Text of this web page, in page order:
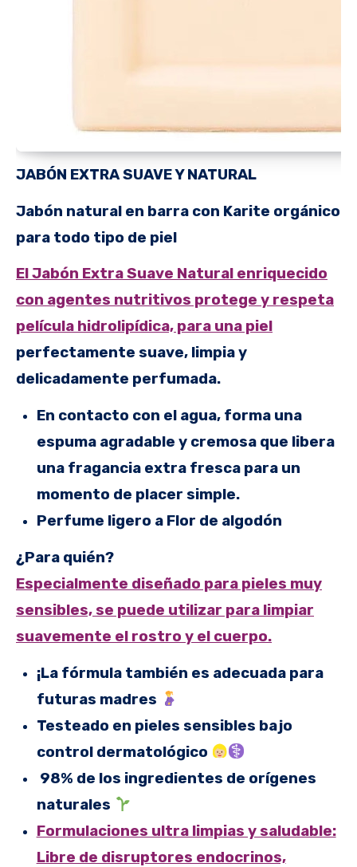
JABÓN EXTRA SUAVE Y NATURAL
Jabón natural en barra con Karite orgánico
para todo tipo de piel
El Jabón Extra Suave Natural enriquecido
con agentes nutritivos protege y respeta
película hidrolipídica, para una piel
perfectamente suave, limpia y
delicadamente perfumada.
En contacto con el agua, forma una
espuma agradable y cremosa que libera
una fragancia extra fresca para un
momento de placer simple.
Perfume ligero a Flor de algodón
¿Para quién?
Especialmente diseñado para pieles muy
sensibles, se puede utilizar para limpiar
suavemente el rostro y el cuerpo.
¡La fórmula también es adecuada para
futuras madres
Testeado en pieles sensibles bajo
control dermatológico
98% de los ingredientes de orígenes
naturales
Formulaciones ultra limpias y saludable:
Libre de disruptores endocrinos,